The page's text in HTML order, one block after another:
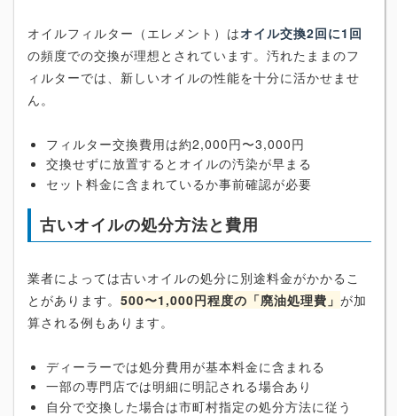
オイルフィルター（エレメント）はオイル交換2回に1回
の頻度での交換が理想とされています。汚れたままのフ
ィルターでは、新しいオイルの性能を十分に活かせませ
ん。
フィルター交換費用は約2,000円〜3,000円
交換せずに放置するとオイルの汚染が早まる
セット料金に含まれているか事前確認が必要
古いオイルの処分方法と費用
業者によっては古いオイルの処分に別途料金がかかるこ
とがあります。 500〜1,000円程度の「廃油処理費」 が加
算される例もあります。
ディーラーでは処分費用が基本料金に含まれる
一部の専門店では明細に明記される場合あり
自分で交換した場合は市町村指定の処分方法に従う